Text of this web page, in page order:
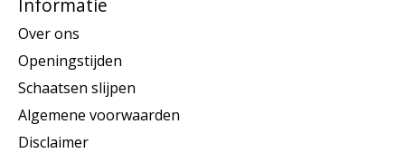
Over ons
Openingstijden
Schaatsen slijpen
Algemene voorwaarden
Disclaimer